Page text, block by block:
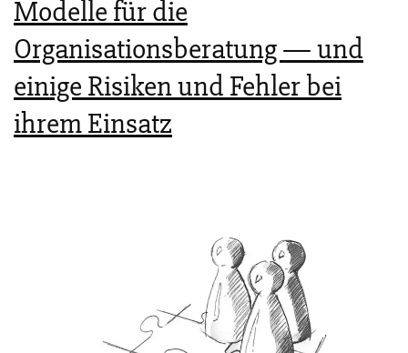
Modelle für die
Organisationsberatung — und
einige Risiken und Fehler bei
ihrem Einsatz